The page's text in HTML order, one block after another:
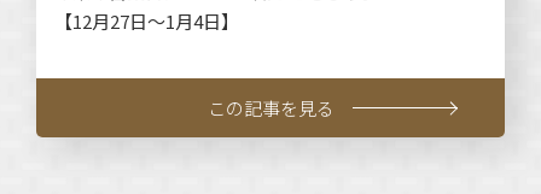
【12月27日～1月4日】
この記事を見る